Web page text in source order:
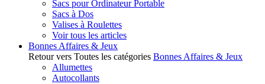
Sacs pour Ordinateur Portable
Sacs à Dos
Valises à Roulettes
Voir tous les articles
Bonnes Affaires & Jeux
Retour vers Toutes les catégories Bonnes Affaires & Jeux
Allumettes
Autocollants